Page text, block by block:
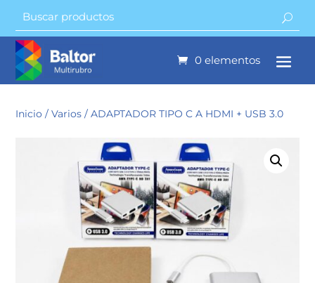
0 elementos
Inicio /Varios / ADAPTADOR TIPO C A HDMI + USB 3.0